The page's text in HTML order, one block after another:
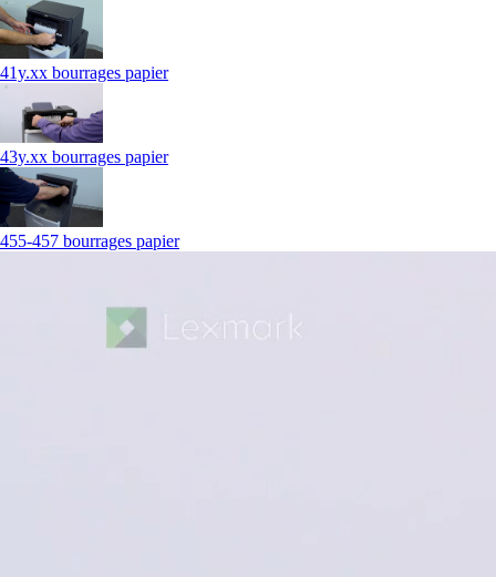
41y.xx bourrages papier
43y.xx bourrages papier
455-457 bourrages papier